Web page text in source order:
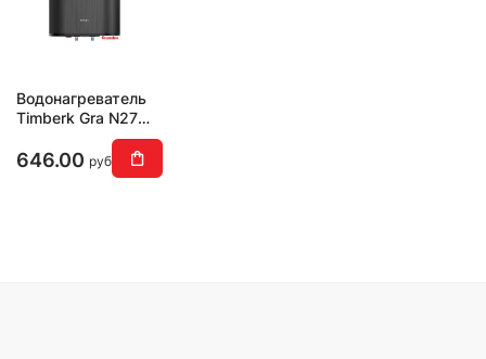
Водонагреватель
Timberk Gra N27C
T-WSS50-N27С-
VG
646.00 руб